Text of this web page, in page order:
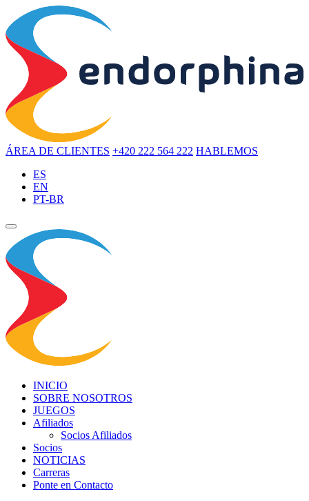
ÁREA DE CLIENTES +420 222 564 222 HABLEMOS
ES
EN
PT-BR
INICIO
SOBRE NOSOTROS
JUEGOS
Afiliados
Socios Afiliados
Socios
NOTICIAS
Carreras
Ponte en Contacto